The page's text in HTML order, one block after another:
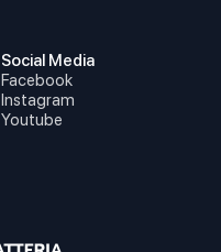
Social Media
Facebook
Instagram
Youtube